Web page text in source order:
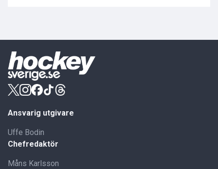
Ansvarig utgivare
Uffe Bodin
Chefredaktör
Måns Karlsson